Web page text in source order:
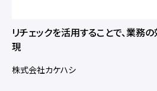
リチェックを活用することで、業務
現
株式会社カケハシ